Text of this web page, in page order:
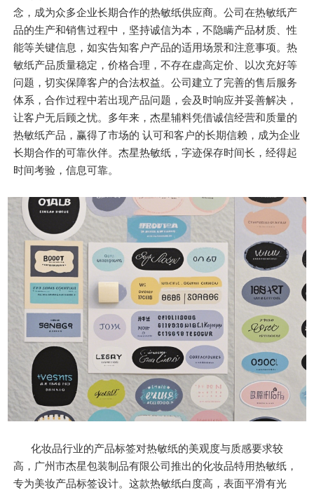
念，成为众多企业长期合作的热敏纸供应商。公司在热敏纸产
品的生产和销售过程中，坚持诚信为本，不隐瞒产品材质、性
能等关键信息，如实告知客户产品的适用场景和注意事项。热
敏纸产品质量稳定，价格合理，不存在虚高定价、以次充好等
问题，切实保障客户的合法权益。公司建立了完善的售后服务
体系，合作过程中若出现产品问题，会及时响应并妥善解决，
让客户无后顾之忧。多年来，杰星辅料凭借诚信经营和质量的
热敏纸产品，赢得了市场的 认可和客户的长期信赖，成为企业
长期合作的可靠伙伴。杰星热敏纸，字迹保存时间长，经得起
时间考验，信息可靠。
化妆品行业的产品标签对热敏纸的美观度与质感要求较
高，广州市杰星包装制品有限公司推出的化妆品特用热敏纸，
专为美妆产品标签设计。这款热敏纸白度高，表面平滑有光